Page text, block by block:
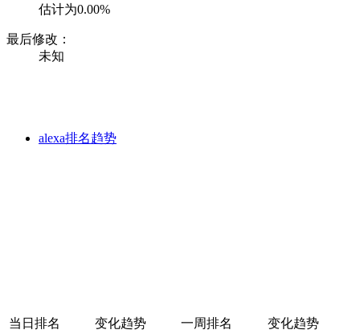
估计为0.00%
最后修改：
未知
alexa排名趋势
当日排名 变化趋势 一周排名
变化趋势